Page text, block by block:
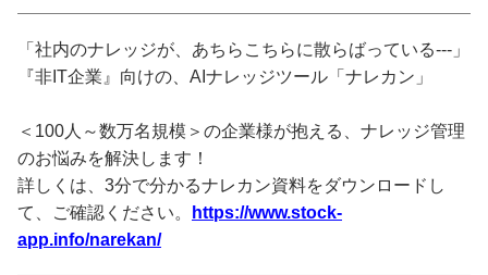
「社内のナレッジが、あちらこちらに散らばっている---」
『非IT企業』向けの、AIナレッジツール「ナレカン」
＜100人～数万名規模＞の企業様が抱える、ナレッジ管理
のお悩みを解決します！
詳しくは、3分で分かるナレカン資料をダウンロードし
て、ご確認ください。
https://www.stock-
app.info/narekan/